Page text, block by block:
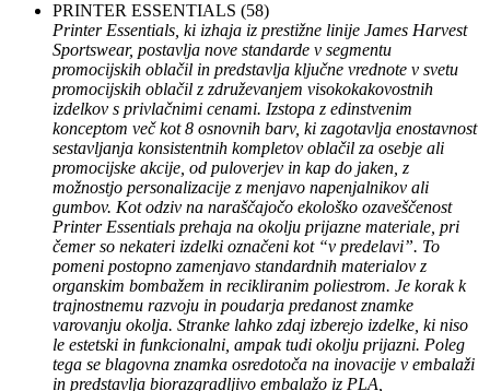
PRINTER ESSENTIALS (58)
Printer Essentials, ki izhaja iz prestižne linije James Harvest
Sportswear, postavlja nove standarde v segmentu
promocijskih oblačil in predstavlja ključne vrednote v svetu
promocijskih oblačil z združevanjem visokokakovostnih
izdelkov s privlačnimi cenami. Izstopa z edinstvenim
konceptom več kot 8 osnovnih barv, ki zagotavlja enostavnost
sestavljanja konsistentnih kompletov oblačil za osebje ali
promocijske akcije, od puloverjev in kap do jaken, z
možnostjo personalizacije z menjavo napenjalnikov ali
gumbov. Kot odziv na naraščajočo ekološko ozaveščenost
Printer Essentials prehaja na okolju prijazne materiale, pri
čemer so nekateri izdelki označeni kot “v predelavi”. To
pomeni postopno zamenjavo standardnih materialov z
organskim bombažem in recikliranim poliestrom. Je korak k
trajnostnemu razvoju in poudarja predanost znamke
varovanju okolja. Stranke lahko zdaj izberejo izdelke, ki niso
le estetski in funkcionalni, ampak tudi okolju prijazni. Poleg
tega se blagovna znamka osredotoča na inovacije v embalaži
in predstavlja biorazgradljivo embalažo iz PLA,